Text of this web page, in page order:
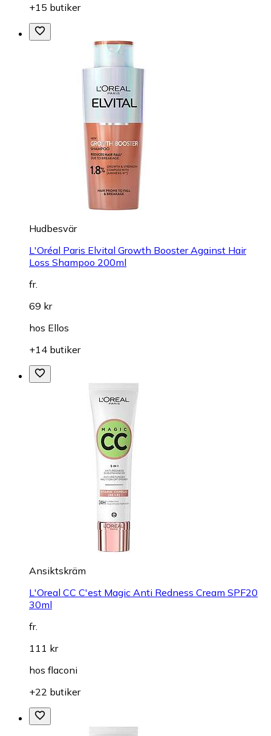
+15 butiker
Hudbesvär
L'Oréal Paris Elvital Growth Booster Against Hair
Loss Shampoo 200ml
fr.
69 kr
hos Ellos
+14 butiker
Ansiktskräm
L'Oreal CC C'est Magic Anti Redness Cream SPF20
30ml
fr.
111 kr
hos flaconi
+22 butiker